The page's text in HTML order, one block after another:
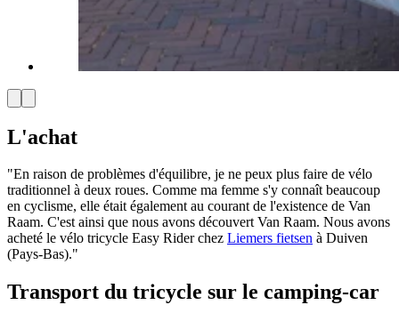
L'achat
"En raison de problèmes d'équilibre, je ne peux plus faire de vélo
traditionnel à deux roues. Comme ma femme s'y connaît beaucoup
en cyclisme, elle était également au courant de l'existence de Van
Raam. C'est ainsi que nous avons découvert Van Raam. Nous avons
acheté le vélo tricycle Easy Rider chez Liemers fietsen à Duiven
(Pays-Bas)."
Transport du tricycle sur le camping-car